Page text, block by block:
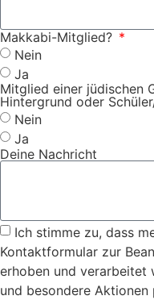
Makkabi-Mitglied?
Nein
Ja
Mitglied einer jüdischen
Hintergrund oder
Nein
Ja
Deine Nachricht
Ich stimme zu, dass
Kontaktformular zur
erhoben und verarbeitet
und besondere